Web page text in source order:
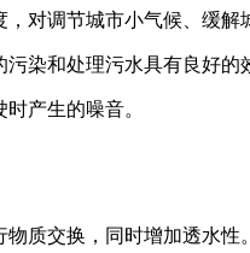
对调节城市小气候、缓解
染和处理污水具有良好的
产生的噪音。
质交换，同时增加透水性。